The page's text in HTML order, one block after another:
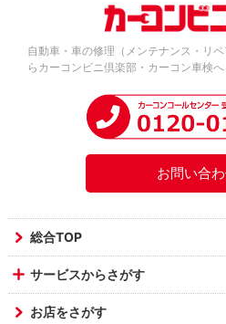
自動車・車の修理（メンテナンス・リ
らカーコンビニ倶楽部・カーコン車検へ
お問い合
総合TOP
サービスからさがす
お店をさがす